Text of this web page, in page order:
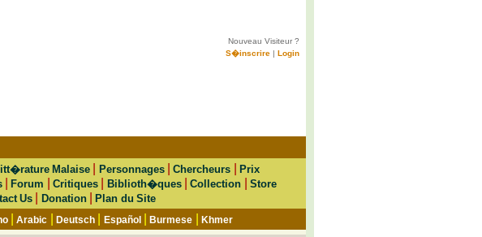
Nouveau Visiteur ?
S�inscrire | Login
Malaise Personnages|Chercheurs |Prix
|Forum Critiques| Biblioth�ques|Collection
Store
Us Donation|Plan du Site
|Arabic Deutsch| Español|Burmese Khmer